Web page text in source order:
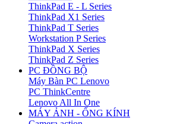
ThinkPad E - L Series
ThinkPad X1 Series
ThinkPad T Series
Workstation P Series
ThinkPad X Series
ThinkPad Z Series
PC ĐỒNG BỘ
Máy Bàn PC Lenovo
PC ThinkCentre
Lenovo All In One
MÁY ẢNH - ỐNG KÍNH